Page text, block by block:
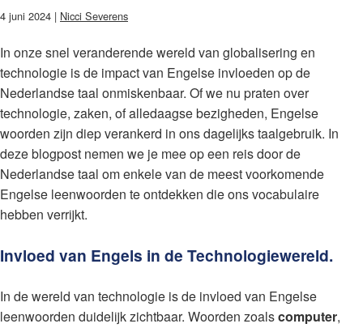
4 juni 2024 | Nicci Severens
In onze snel veranderende wereld van globalisering en
technologie is de impact van Engelse invloeden op de
Nederlandse taal onmiskenbaar. Of we nu praten over
technologie, zaken, of alledaagse bezigheden, Engelse
woorden zijn diep verankerd in ons dagelijks taalgebruik. In
deze blogpost nemen we je mee op een reis door de
Nederlandse taal om enkele van de meest voorkomende
Engelse leenwoorden te ontdekken die ons vocabulaire
hebben verrijkt.
Invloed van Engels in de Technologiewereld.
In de wereld van technologie is de invloed van Engelse
leenwoorden duidelijk zichtbaar. Woorden zoalscomputer,